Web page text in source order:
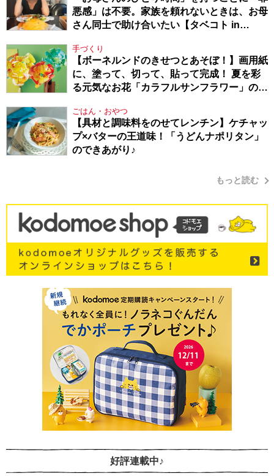
悪感」は不要。家族を頼れないときは、お母
さん同士で助け合いたい【タベコト in
手づくり
【ボーネルンドのきせつとあそぼ！】画用紙
に、塗って、切って、貼って完成！ 夏を彩
る元気なお花「カラフルサンフラワー」の作
ごはん・おやつ
【具材と調味料をのせてレンチン】ケチャッ
プ×バターの王道味！「うどんナポリタン」
のできあがり♪
もっと読む
好評連載中♪